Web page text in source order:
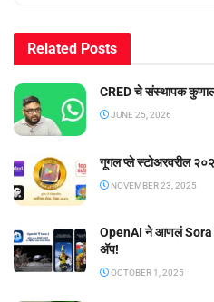
Related Posts
CRED चे संस्थापक
JUNE 25, 2026
गूगल प्ले स्टोअरवरील
NOVEMBER 23, 2025
OpenAI ने आणलं Sora 2
अ‍ॅप!
OCTOBER 1, 2025